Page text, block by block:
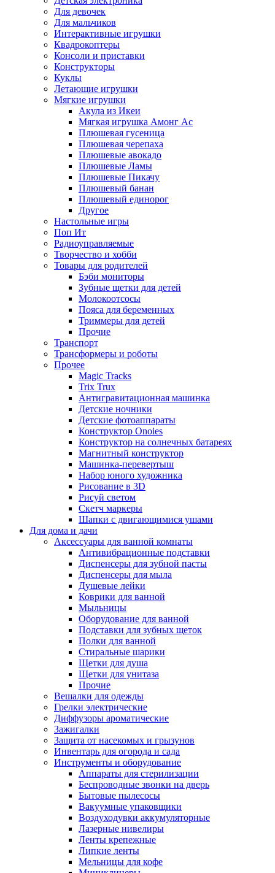
Для девочек
Для мальчиков
Интерактивные игрушки
Квадрокоптеры
Консоли и приставки
Конструкторы
Куклы
Летающие игрушки
Мягкие игрушки
Акула из Икеи
Мягкая игрушка Амонг Ас
Плюшевая гусеница
Плюшевая черепаха
Плюшевые авокадо
Плюшевые Ламы
Плюшевые Пикачу
Плюшевый банан
Плюшевый единорог
Другое
Настольные игры
Поп Ит
Радиоуправляемые
Творчество и хобби
Товары для родителей
Бэби мониторы
Зубные щетки для детей
Молокоотсосы
Пояса для беременных
Триммеры для детей
Прочие
Транспорт
Трансформеры и роботы
Прочее
Magic Tracks
Trix Trux
Антигравитационная машинка
Детские ночники
Детские фотоаппараты
Конструктор Onoies
Конструктор на солнечных батареях
Магнитный конструктор
Машинка-перевертыш
Набор юного художника
Рисование в 3D
Рисуй светом
Скетч маркеры
Шапки с двигающимися ушами
Для дома и дачи
Аксессуары для ванной комнаты
Антивибрационные подставки
Диспенсеры для зубной пасты
Диспенсеры для мыла
Душевые лейки
Коврики для ванной
Мыльницы
Оборудование для ванной
Подставки для зубных щеток
Полки для ванной
Стиральные шарики
Щетки для душа
Щетки для унитаза
Прочие
Вешалки для одежды
Грелки электрические
Диффузоры ароматические
Зажигалки
Защита от насекомых и грызунов
Инвентарь для огорода и сада
Инструменты и оборудование
Аппараты для стерилизации
Беспроводные звонки на дверь
Бытовые пылесосы
Вакуумные упаковщики
Воздуходувки аккумуляторные
Лазерные нивелиры
Ленты крепежные
Липкие ленты
Мельницы для кофе